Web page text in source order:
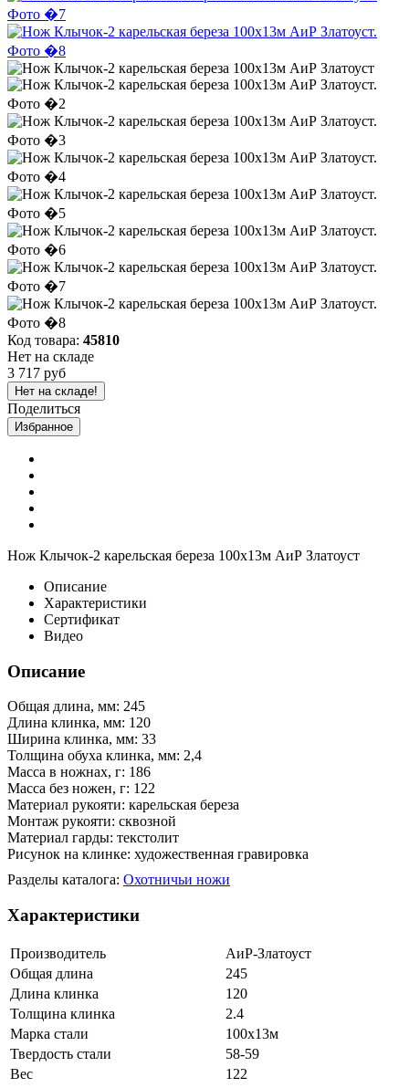
Код товара: 45810
Нет на складе
3 717 руб
Нет на складе!
Поделиться
Избранное
Нож Клычок-2 карельская береза 100х13м АиР Златоуст
Описание
Характеристики
Сертификат
Видео
Описание
Общая длина, мм: 245
Длина клинка, мм: 120
Ширина клинка, мм: 33
Толщина обуха клинка, мм: 2,4
Масса в ножнах, г: 186
Масса без ножен, г: 122
Материал рукояти: карельская береза
Монтаж рукояти: сквозной
Материал гарды: текстолит
Рисунок на клинке: художественная гравировка
Разделы каталога: Охотничьи ножи
Характеристики
Производитель
АиР-Златоуст
Общая длина
245
Длина клинка
120
Толщина клинка
2.4
Марка стали
100х13м
Твердость стали
58-59
Вес
122